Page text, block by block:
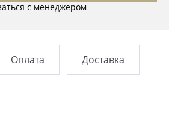
с менеджером
Оплата Доставка